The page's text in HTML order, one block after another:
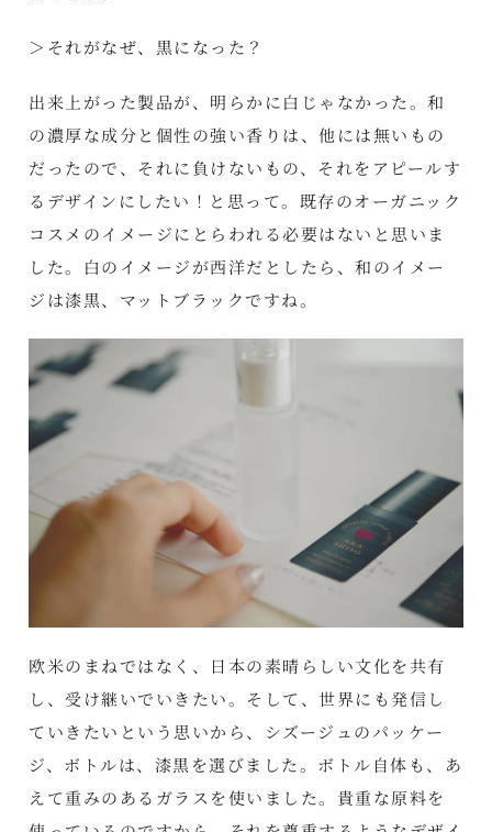
＞それがなぜ、黒になった？
出来上がった製品が、明らかに白じゃなかった。和
の濃厚な成分と個性の強い香りは、他には無いもの
だったので、それに負けないもの、それをアピールす
るデザインにしたい！と思って。既存のオーガニック
コスメのイメージにとらわれる必要はないと思いま
した。白のイメージが西洋だとしたら、和のイメー
ジは漆黒、マットブラックですね。
欧米のまねではなく、日本の素晴らしい文化を共有
し、受け継いでいきたい。そして、世界にも発信し
ていきたいという思いから、シズージュのパッケー
ジ、ボトルは、漆黒を選びました。ボトル自体も、あ
えて重みのあるガラスを使いました。貴重な原料を